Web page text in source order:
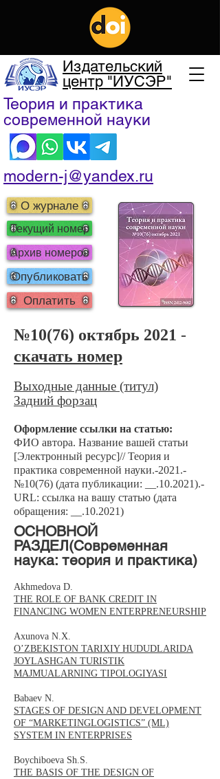
Издательский
центр "ИУСЭР"
Теория и практика
современной науки
modern-j@yandex.ru
О журнале
Текущий номер
Архив номеров
Опубликовать
Оплатить
№10(76) октябрь 2021 -
скачать номер
Выходные данные (титул)
Задний форзац
Оформление ссылки на статью:
ФИО автора. Название вашей статьи
[Электронный ресурс]// Теория и
практика современной науки.-2021.-
№10(76) (дата публикации: __.10.2021).-
URL: ссылка на вашу статью (дата
обращения: __.10.2021)
​ОСНОВНОЙ
РАЗДЕЛ(Современная
наука: теория и практика)
Akhmedova D.
THE ROLE OF BANK CREDIT IN
FINANCING WOMEN ENTERPRENEURSHIP
Axunova N.X.
O’ZBEKISTON TARIXIY HUDUDLARIDA
JOYLASHGAN TURISTIK
MAJMUALARNING TIPOLOGIYASI
Babaev N.
STAGES OF DESIGN AND DEVELOPMENT
OF “MARKETINGLOGISTICS” (ML)
SYSTEM IN ENTERPRISES
Boychiboeva Sh.S.
THE BASIS OF THE DESIGN OF